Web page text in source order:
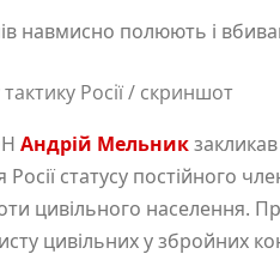
навмисно полюють і
Росії / скриншот
Андрій Мельник
статусу постійного
цивільного населення.
цивільних у збройних